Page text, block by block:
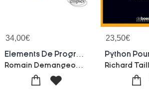
34,00€ 23,50€
Richard